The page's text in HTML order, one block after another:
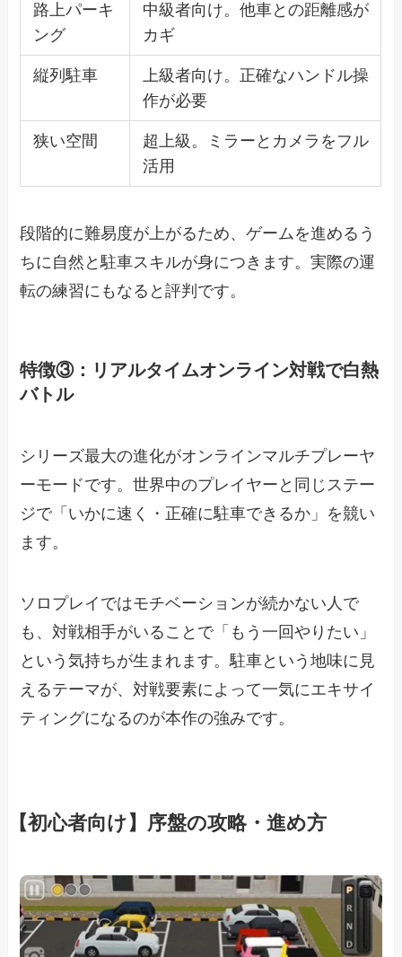
路上パーキ
ング
中級者向け。他車との距離感が
カギ
縦列駐車
上級者向け。正確なハンドル操
作が必要
狭い空間
超上級。ミラーとカメラをフル
活用
段階的に難易度が上がるため、ゲームを進めるう
ちに自然と駐車スキルが身につきます。実際の運
転の練習にもなると評判です。
特徴③：リアルタイムオンライン対戦で白熱
バトル
シリーズ最大の進化がオンラインマルチプレーヤ
ーモードです。世界中のプレイヤーと同じステー
ジで「いかに速く・正確に駐車できるか」を競い
ます。
ソロプレイではモチベーションが続かない人で
も、対戦相手がいることで「もう一回やりたい」
という気持ちが生まれます。駐車という地味に見
えるテーマが、対戦要素によって一気にエキサイ
ティングになるのが本作の強みです。
【初心者向け】序盤の攻略・進め方